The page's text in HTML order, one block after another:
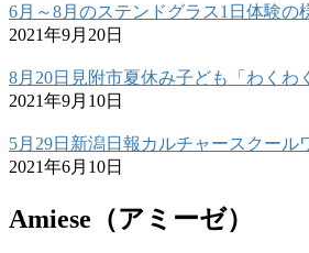
6月～8月のステンドグラス1日体験の
2021年9月20日
8月20日見附市夏休み子ども「わくわ
2021年9月10日
5月29日新潟日報カルチャースクール
2021年6月10日
Amiese（アミーゼ）